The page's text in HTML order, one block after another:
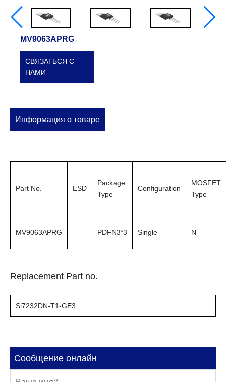
MV9063APRG
СВЯЗАТЬСЯ С
НАМИ
Информация о товаре
Part No. ESD
Package
Type
Configuration
MOSFET
Type
MV9063APRG PDFN3*3 Single N
Replacement Part no.
Si7232DN-T1-GE3
Сообщение онлайн